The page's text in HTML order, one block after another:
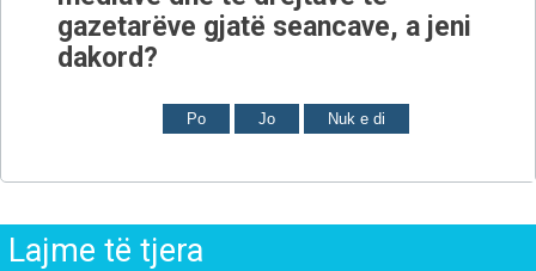
gazetarëve gjatë seancave, a jeni
dakord?
Po Jo Nuk e di
Lajme të tjera